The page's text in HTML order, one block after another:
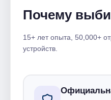
Почему
15+ лет опыта, 50,000+
устройств.